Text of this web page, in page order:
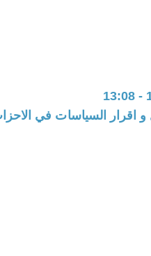
و اقرار السياسات في